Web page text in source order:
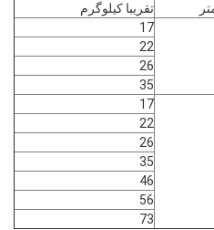
تقریبا کیلوگرم
17
22
26
35
17
22
26
35
46
56
73